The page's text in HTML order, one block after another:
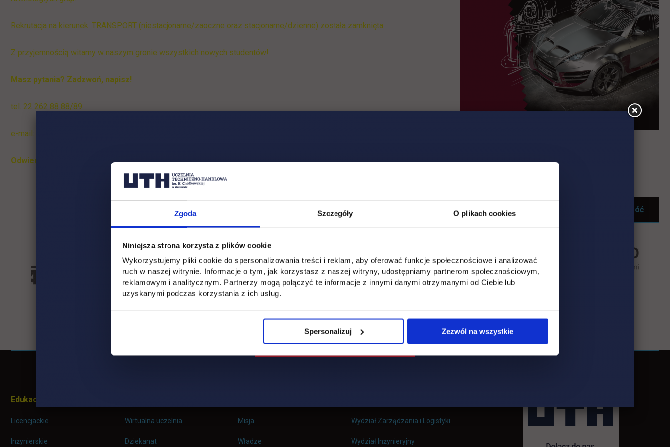
Zgoda Szczegóły O plikach cookies
Niniejsza strona korzysta z plików cookie
Wykorzystujemy pliki cookie do spersonalizowania treści i reklam, aby oferować funkcje społecznościowe i analizować
ruch w naszej witrynie. Informacje o tym, jak korzystasz z naszej witryny, udostępniamy partnerom społecznościowym,
reklamowym i analitycznym. Partnerzy mogą połączyć te informacje z innymi danymi otrzymanymi od Ciebie lub
uzyskanymi podczas korzystania z ich usług.
Spersonalizuj Zezwól na wszystkie
Rekrutacja na kierunek: TRANSPORT (niestacjonarne/zaoczne oraz stacjonarne/dzienne) została zamknięta.
Z przyjemnością witamy w naszym gronie wszystkich nowych studentów!
Masz pytania? Zadzwoń, napisz!
tel. 22 262 88 88/89
e-mail:
Odwiedź nasze Biura Rekrutacji:ul. Jutrzenki 135 lub ul. Jagiellońska 82F
Wróć
Informacje w stopce
Edukacja
Licencjackie
Inżynierskie
Wirtualna uczelnia
Dziekanat
Misja
Władze
Wydział Zarządzania i Logistyki
Wydział Inżynieryjny